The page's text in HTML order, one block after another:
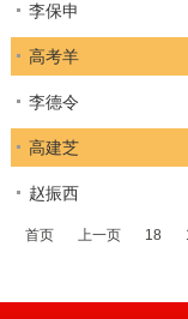
李保申
高考羊
李德令
高建芝
赵振西
首页 上一页 18